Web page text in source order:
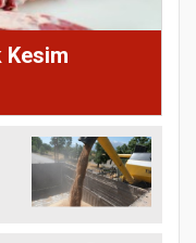
Kesim